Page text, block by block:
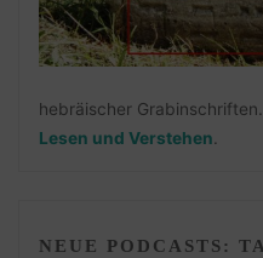
hebräischer
Lesen und Verstehen
NEUE PODCASTS: